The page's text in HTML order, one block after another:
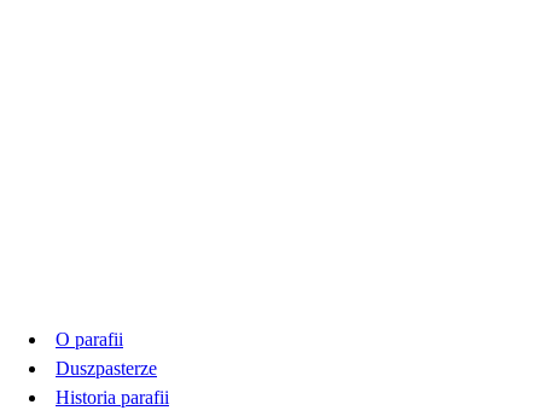
O parafii
Duszpasterze
Historia parafii